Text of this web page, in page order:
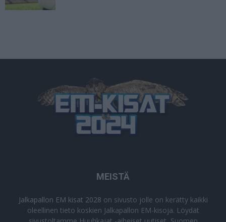
MEISTÄ
Jalkapallon EM kisat 2028 on sivusto jolle on kerätty kaikki
oleellinen tieto koskien Jalkapallon EM-kisoja. Löydät